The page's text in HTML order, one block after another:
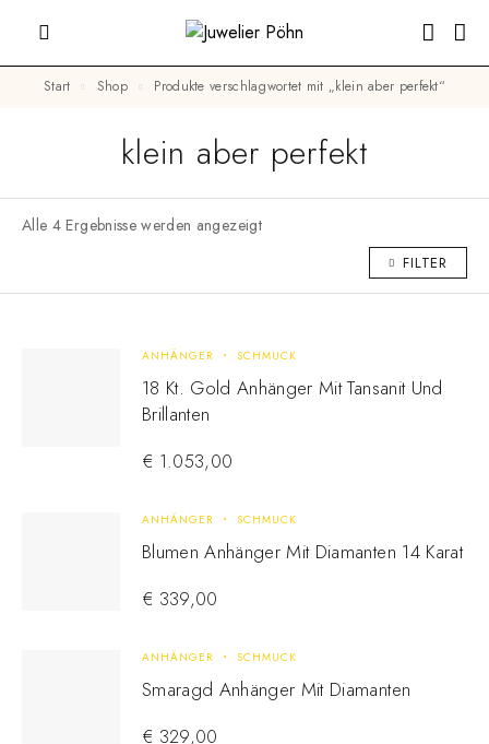
Start Shop Produkte verschlagwortet mit „klein aber perfekt“
klein aber perfekt
Alle 4 Ergebnisse werden angezeigt
FILTER
ANHÄNGER SCHMUCK
18 Kt. Gold Anhänger Mit Tansanit Und
Brillanten
€ 1.053,00
ANHÄNGER SCHMUCK
Blumen Anhänger Mit Diamanten 14 Karat
€ 339,00
ANHÄNGER SCHMUCK
Smaragd Anhänger Mit Diamanten
€ 329,00